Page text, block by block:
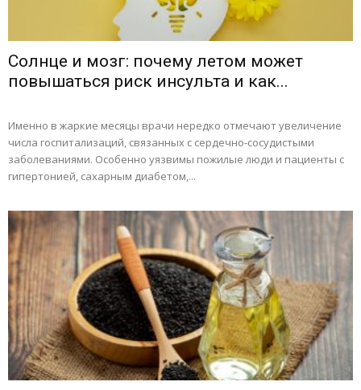
Солнце и мозг: почему летом может
повышаться риск инсульта и как...
Именно в жаркие месяцы врачи нередко отмечают увеличение
числа госпитализаций, связанных с сердечно-сосудистыми
заболеваниями. Особенно уязвимы пожилые люди и пациенты с
гипертонией, сахарным диабетом,...